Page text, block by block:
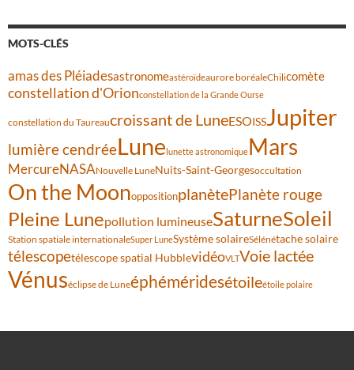
MOTS-CLÉS
amas des Pléiadesastronomeastéroïdeaurore boréaleChilicomète
constellation d'Orionconstellation de la Grande Ourse
constellation du Taureaucroissant de LuneESOISSJupiter
lumière cendréeLunelunette astronomiqueMars
MercureNASANouvelle LuneNuits-Saint-Georgesoccultation
On the MoonoppositionplanètePlanète rouge
Pleine Lunepollution lumineuseSaturneSoleil
Station spatiale internationaleSuper LuneSystème solaireSélénétache solaire
télescopetélescope spatial HubblevidéoVLTVoie lactée
Vénuséclipse de Luneéphéméridesétoileétoile polaire